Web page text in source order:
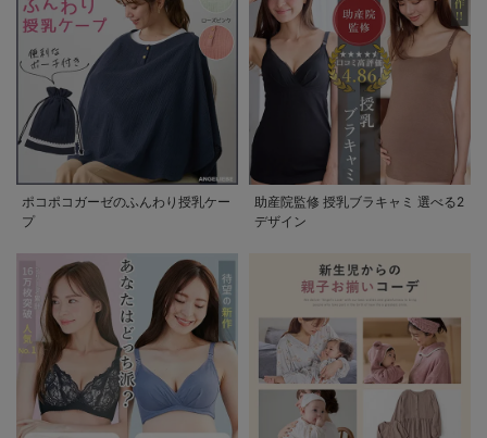
ポコポコガーゼのふんわり授乳ケー
プ
助産院監修 授乳ブラキャミ 選べる2
デザイン